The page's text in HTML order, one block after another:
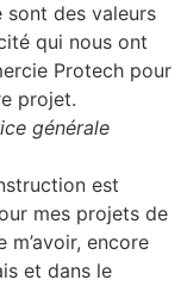
des valeurs
qui nous ont
Protech pour
projet.
générale
est
mes projets de
encore
et dans le